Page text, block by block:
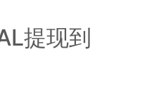
提现到